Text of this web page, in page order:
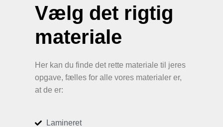
Vælg det rigtig
materiale
Her kan du finde det rette materiale til jeres
opgave, fælles for alle vores materialer er,
at de er:
Lamineret